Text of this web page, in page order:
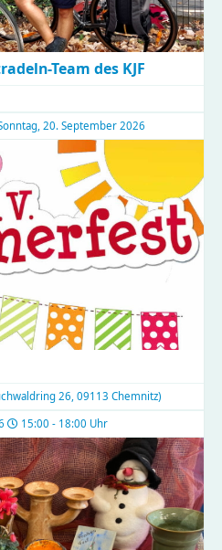
Team des KJF
20. September 2026
26, 09113 Chemnitz)
15:00 - 18:00 Uhr